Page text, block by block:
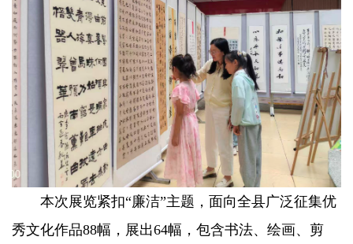
本次展览紧扣“廉洁”主题，面向全县广泛征集优
秀文化作品88幅，展出64幅，包含书法、绘画、剪